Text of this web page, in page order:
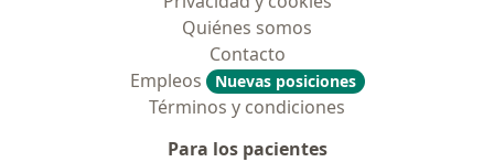
Quiénes somos
Contacto
Empleos
Nuevas posiciones
Términos y condiciones
Para los pacientes